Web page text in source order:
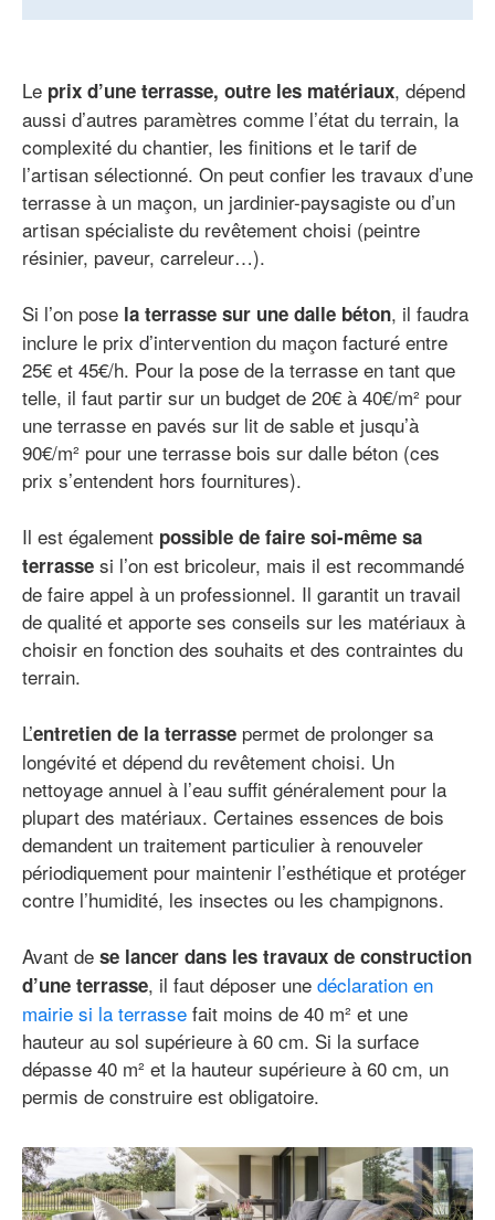
Le prix d’une terrasse, outre les matériaux, dépend
aussi d’autres paramètres comme l’état du terrain, la
complexité du chantier, les finitions et le tarif de
l’artisan sélectionné. On peut confier les travaux d’une
terrasse à un maçon, un jardinier-paysagiste ou d’un
artisan spécialiste du revêtement choisi (peintre
résinier, paveur, carreleur…).
Si l’on pose la terrasse sur une dalle béton, il faudra
inclure le prix d’intervention du maçon facturé entre
25€ et 45€/h. Pour la pose de la terrasse en tant que
telle, il faut partir sur un budget de 20€ à 40€/m² pour
une terrasse en pavés sur lit de sable et jusqu’à
90€/m² pour une terrasse bois sur dalle béton (ces
prix s’entendent hors fournitures).
Il est également possible de faire soi-même sa
terrasse si l’on est bricoleur, mais il est recommandé
de faire appel à un professionnel. Il garantit un travail
de qualité et apporte ses conseils sur les matériaux à
choisir en fonction des souhaits et des contraintes du
terrain.
L’entretien de la terrasse permet de prolonger sa
longévité et dépend du revêtement choisi. Un
nettoyage annuel à l’eau suffit généralement pour la
plupart des matériaux. Certaines essences de bois
demandent un traitement particulier à renouveler
périodiquement pour maintenir l’esthétique et protéger
contre l’humidité, les insectes ou les champignons.
Avant de se lancer dans les travaux de construction
d’une terrasse, il faut déposer une déclaration en
mairie si la terrasse fait moins de 40 m² et une
hauteur au sol supérieure à 60 cm. Si la surface
dépasse 40 m² et la hauteur supérieure à 60 cm, un
permis de construire est obligatoire.